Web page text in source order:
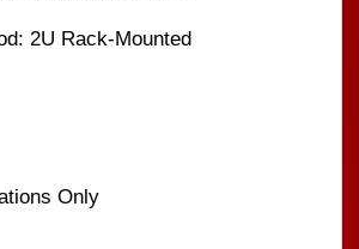
2U Rack-Mounted
Only